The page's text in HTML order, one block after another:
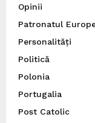
Opinii
Patronatul
Personalități
Politică
Polonia
Portugalia
Post Catolic